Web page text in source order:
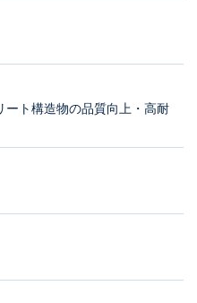
ート構造物の品質向上・高耐